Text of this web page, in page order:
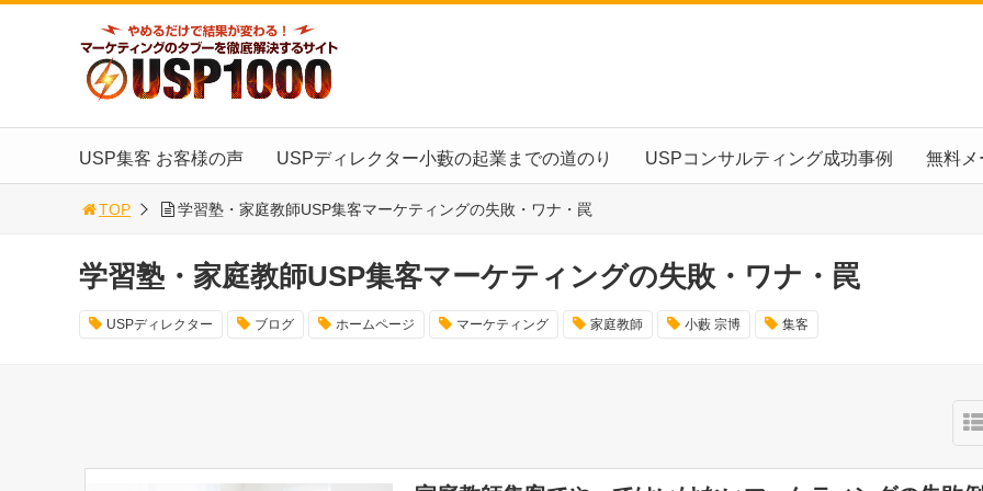
USP集客 お客様の声 USPディレクター小藪の起業までの道のり USPコンサルティング成功事例 無料メ
TOP 学習塾・家庭教師USP集客マーケティングの失敗・ワナ・罠
学習塾・家庭教師USP集客マーケティングの失敗・ワナ・罠
USPディレクター ブログ ホームページ マーケティング 家庭教師 小藪 宗博 集客